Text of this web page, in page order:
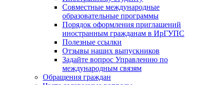
Совместные международные
образовательные программы
Порядок оформления приглашений
иностранным гражданам в ИрГУПС
Полезные ссылки
Отзывы наших выпускников
Задайте вопрос Управлению по
международным связям
Обращения граждан